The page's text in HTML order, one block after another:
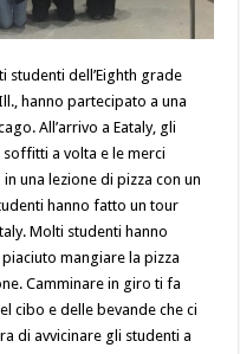
dell’Eighth grade
hanno partecipato a una
All’arrivo a Eataly, gli
a volta e le merci
una lezione di pizza con un
hanno fatto un tour
Molti studenti hanno
mangiare la pizza
Camminare in giro ti fa
cibo e delle bevande che ci
di avvicinare gli studenti a